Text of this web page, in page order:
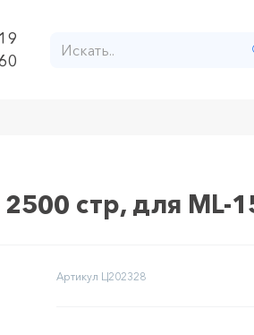
стр, для ML-
Артикул Ц202328